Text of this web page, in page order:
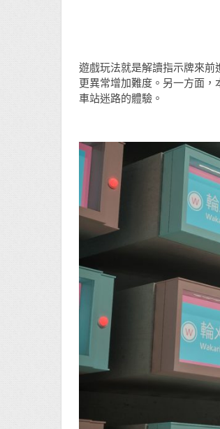
遊戲玩法就是解讀指示牌來
更異常增加難度。另一方面
車站迷路的體驗。